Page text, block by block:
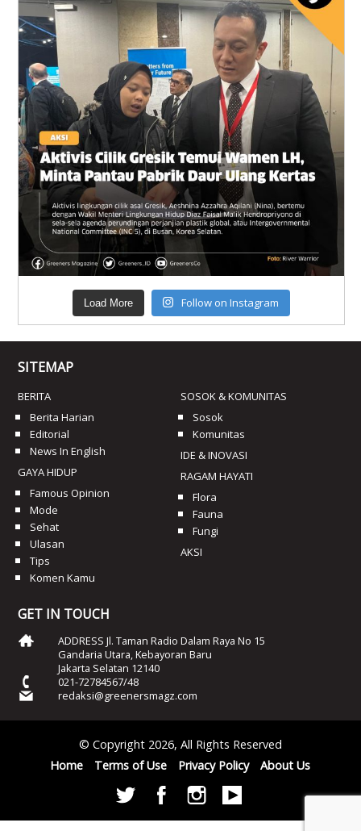
Load More Follow on Instagram
SITEMAP
BERITA
Berita Harian
Editorial
News In English
GAYA HIDUP
Famous Opinion
Mode
Sehat
Ulasan
Tips
Komen Kamu
SOSOK & KOMUNITAS
Sosok
Komunitas
IDE & INOVASI
RAGAM HAYATI
Flora
Fauna
Fungi
AKSI
GET IN TOUCH
ADDRESS Jl. Taman Radio Dalam Raya No 15
Gandaria Utara, Kebayoran Baru
Jakarta Selatan 12140
021-72784567/48
redaksi@greenersmagz.com
© Copyright 2026, All Rights Reserved
Home
Terms of Use Privacy Policy About Us